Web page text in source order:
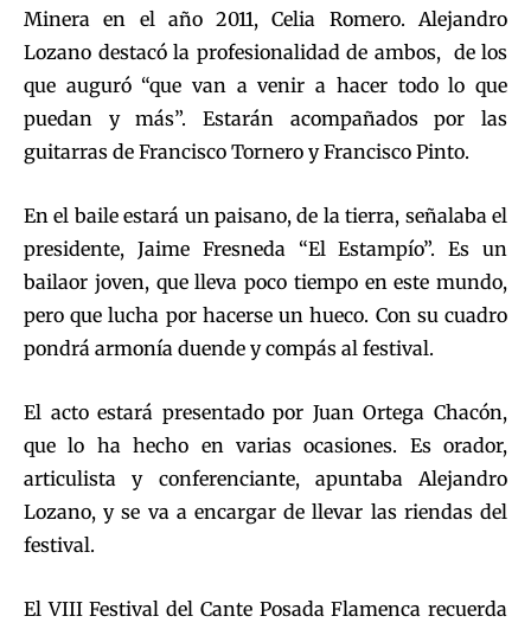
Minera en el año 2011, Celia Romero. Alejandro
Lozano destacó la profesionalidad de ambos, de los
que auguró “que van a venir a hacer todo lo que
puedan y más”. Estarán acompañados por las
guitarras de Francisco Tornero y Francisco Pinto.
En el baile estará un paisano, de la tierra, señalaba el
presidente, Jaime Fresneda “El Estampío”. Es un
bailaor joven, que lleva poco tiempo en este mundo,
pero que lucha por hacerse un hueco. Con su cuadro
pondrá armonía duende y compás al festival.
El acto estará presentado por Juan Ortega Chacón,
que lo ha hecho en varias ocasiones. Es orador,
articulista y conferenciante, apuntaba Alejandro
Lozano, y se va a encargar de llevar las riendas del
festival.
El VIII Festival del Cante Posada Flamenca recuerda